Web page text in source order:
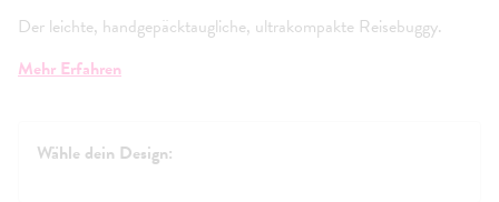
Der leichte, handgepäcktaugliche, ultrakompakte Reisebuggy.
die langen Strecken des Lebens.
Reisebuggy bist du für alle Gegebenheiten ausgestattet.
Mehr Erfahren
Wähle dein Design: